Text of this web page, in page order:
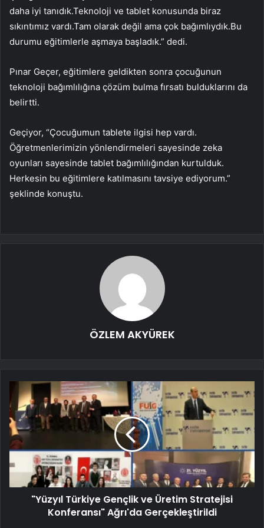
daha iyi tanıdık.Teknoloji ve tablet konusunda biraz
sıkıntımız vardı.Tam olarak değil ama çok bağımlıydık.Bu
durumu eğitimlerle aşmaya başladık.” dedi.
Pınar Geçer, eğitimlere geldikten sonra çocuğunun
teknoloji bağımlılığına çözüm bulma fırsatı bulduklarını da
belirtti.
Geçiyor, “Çocuğumun tablete ilgisi hep vardı.
Öğretmenlerimizin yönlendirmeleri sayesinde zeka
oyunları sayesinde tablet bağımlılığından kurtulduk.
Herkesin bu eğitimlere katılmasını tavsiye ediyorum.”
şeklinde konuştu.
ÖZLEM AKYÜREK
"Yüzyıl Türkiye Gençlik ve Üretim Stratejisi
Konferansı" Ağrı'da Gerçekleştirildi